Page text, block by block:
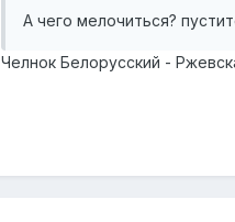
А чего мелочиться?
Челнок Белорусский -